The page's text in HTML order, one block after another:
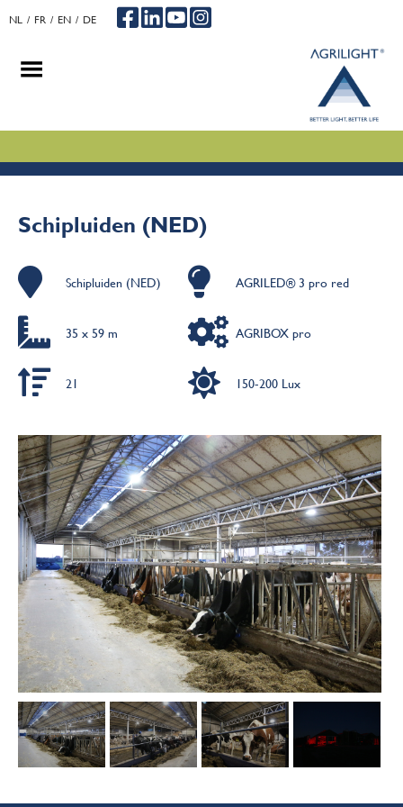
NL FR EN DE
Schipluiden (NED)
Schipluiden (NED) AGRILED® 3 pro red
35 x 59 m AGRIBOX pro
21 150-200 Lux